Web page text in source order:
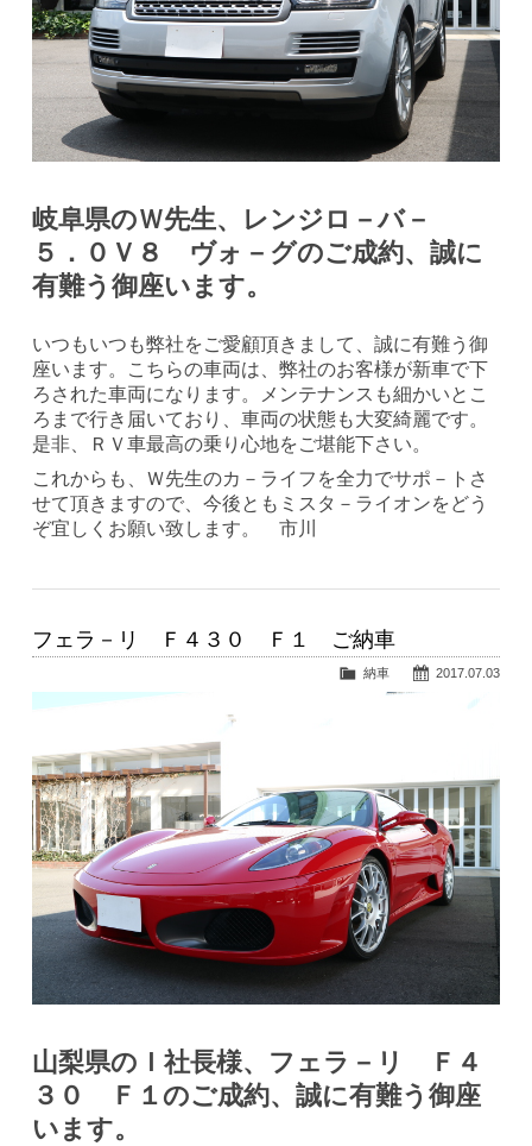
岐阜県のＷ先生、レンジロ－バ－
５．０Ｖ８ ヴォ－グのご成約、誠に
有難う御座います。
いつもいつも弊社をご愛顧頂きまして、誠に有難う御
座います。こちらの車両は、弊社のお客様が新車で下
ろされた車両になります。メンテナンスも細かいとこ
ろまで行き届いており、車両の状態も大変綺麗です。
是非、ＲＶ車最高の乗り心地をご堪能下さい。
これからも、Ｗ先生のカ－ライフを全力でサポ－トさ
せて頂きますので、今後ともミスタ－ライオンをどう
ぞ宜しくお願い致します。 市川
フェラ－リ Ｆ４３０ Ｆ１ ご納車
2017.07.03
納車
山梨県のＩ社長様、フェラ－リ Ｆ４
３０ Ｆ１のご成約、誠に有難う御座
います。